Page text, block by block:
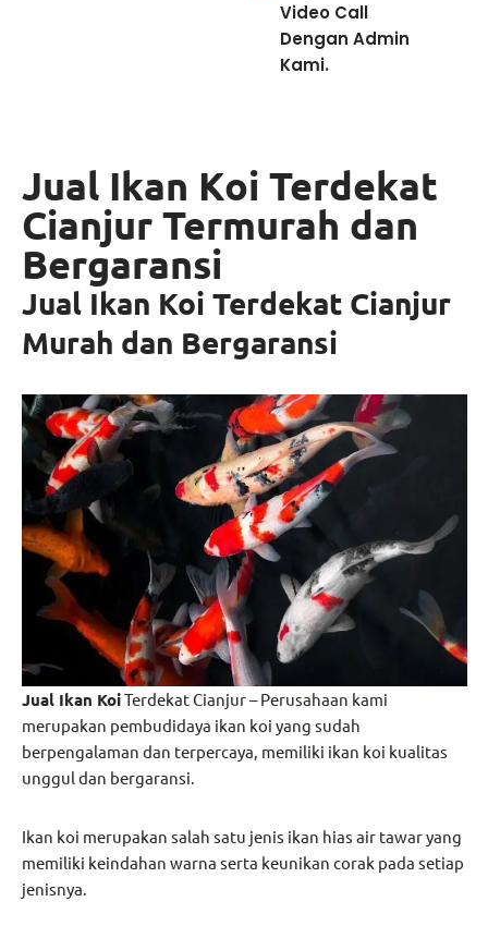
Video Call
Dengan Admin
Kami.
Jual Ikan Koi Terdekat
Cianjur Termurah dan
Bergaransi
Jual Ikan Koi Terdekat Cianjur
Murah dan Bergaransi
Jual Ikan KoiTerdekat Cianjur – Perusahaan kami
merupakan pembudidaya ikan koi yang sudah
berpengalaman dan terpercaya, memiliki ikan koi kualitas
unggul dan bergaransi.
Ikan koi merupakan salah satu jenis ikan hias air tawar yang
memiliki keindahan warna serta keunikan corak pada setiap
jenisnya.